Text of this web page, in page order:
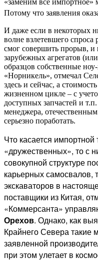
Потому что заявления
И даже если в некоторых
волне взлетевшего
смог совершить прорыв, и
зарубежных агрегатов
образцов собственные
«Норникель», отмечал
здесь и сейчас, а
жизненном цикле – с
доступных запчастей и
менеджера,
серьезно поработать.
Что касается импортной
«дружественных», то с
совокупной структуре
карьерных самосвалов,
экскаваторов в
поставщики из Китая,
«Коммерсанта»
Орехов. Однако, как
Крайнего Севера такие
заявленной
при этом улетает в